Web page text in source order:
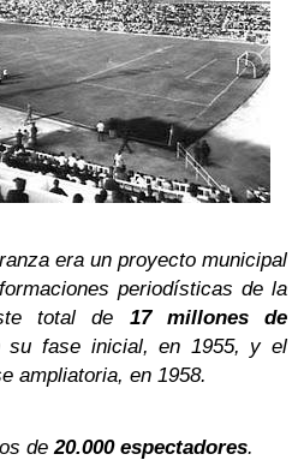
era un proyecto municipal
periodísticas de la
total de 17 millones de
su fase inicial, en 1955, y el
ampliatoria, en 1958.
de20.000 espectadores.